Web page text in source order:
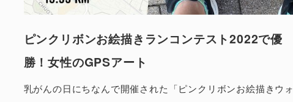
ピンクリボンお絵描きランコンテスト2022で優
勝！女性のGPSアート
乳がんの日にちなんで開催された「ピンクリボンお絵描きウォ